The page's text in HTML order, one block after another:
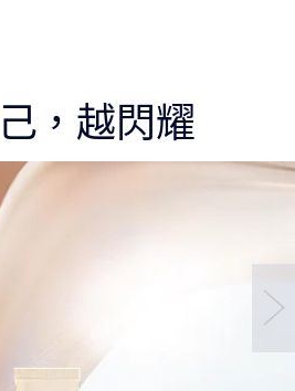
，越閃耀